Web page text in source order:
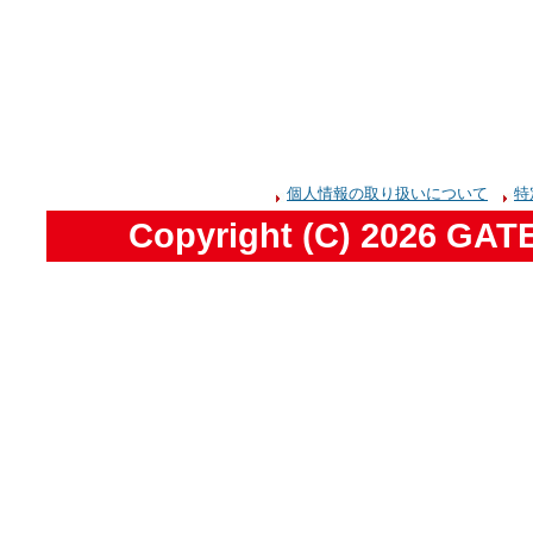
個人情報の取り扱いについて 特
Copyright (C) 2026